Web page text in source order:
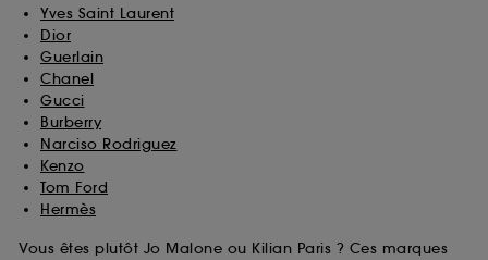
Yves Saint Laurent
Dior
Guerlain
Chanel
Gucci
Burberry
Narciso Rodriguez
Kenzo
Tom Ford
Hermès
Vous êtes plutôt Jo Malone ou Kilian Paris ? Ces marques